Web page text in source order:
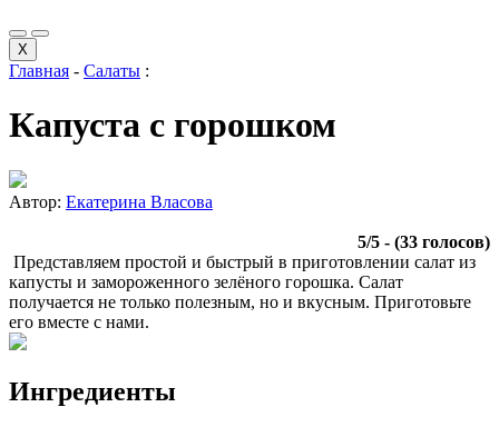
X
Главная - Салаты :
Капуста с горошком
Автор: Екатерина Власова
5/5 - (33 голосов)
Представляем простой и быстрый в приготовлении салат из
капусты и замороженного зелёного горошка. Салат
получается не только полезным, но и вкусным. Приготовьте
его вместе с нами.
Ингредиенты